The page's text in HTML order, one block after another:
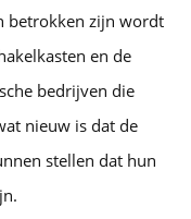
betrokken zijn wordt
en de
bedrijven die
nieuw is dat de
stellen dat hun